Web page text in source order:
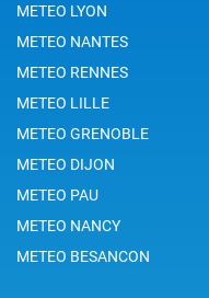
METEO LYON
METEO NANTES
METEO RENNES
METEO LILLE
METEO GRENOBLE
METEO DIJON
METEO PAU
METEO NANCY
METEO BESANCON